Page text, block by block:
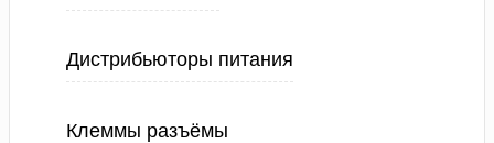
Дистрибьюторы питания
Клеммы разъёмы